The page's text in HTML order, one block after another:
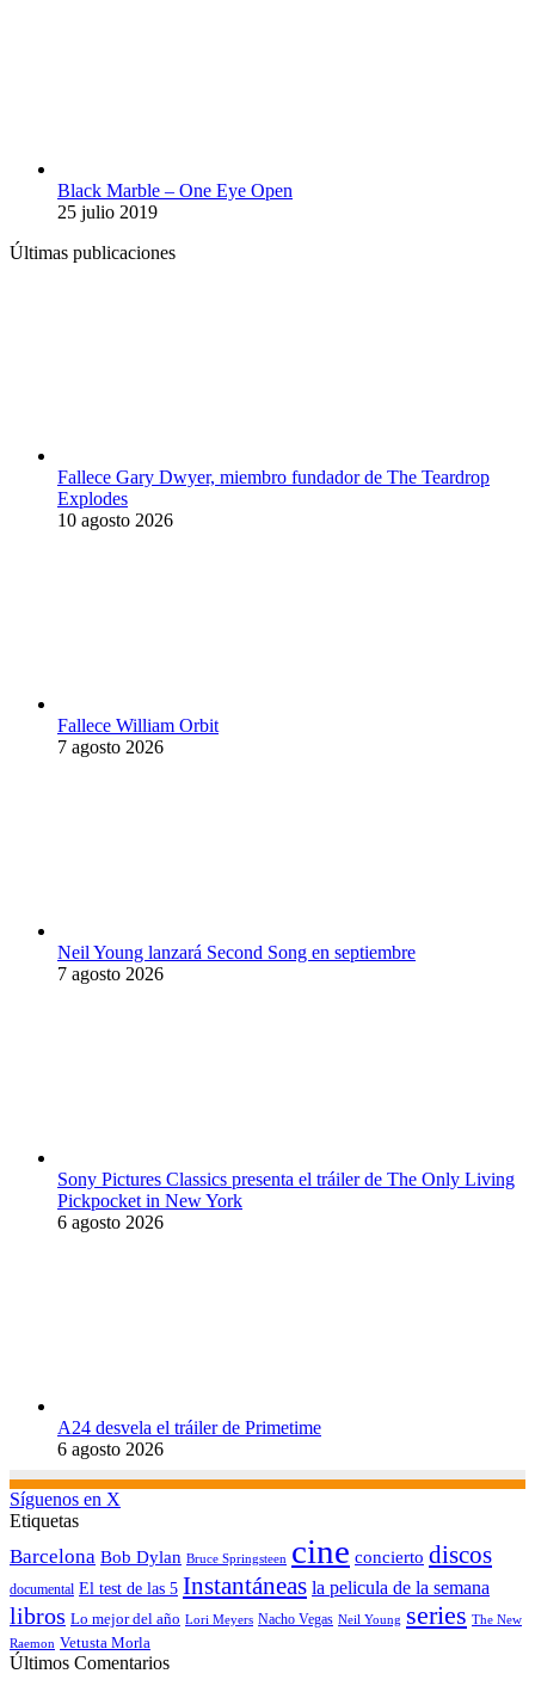
Black Marble – One Eye Open
25 julio 2019
Últimas publicaciones
Fallece Gary Dwyer, miembro fundador de The Teardrop
Explodes
10 agosto 2026
Fallece William Orbit
7 agosto 2026
Neil Young lanzará Second Song en septiembre
7 agosto 2026
Sony Pictures Classics presenta el tráiler de The Only Living
Pickpocket in New York
6 agosto 2026
A24 desvela el tráiler de Primetime
6 agosto 2026
Síguenos en X
Etiquetas
Barcelona Bob Dylan Bruce Springsteen cine concierto discos
documental El test de las 5 Instantáneas la pelicula de la semana
libros Lo mejor del año Lori Meyers Nacho Vegas Neil Young series The New
Raemon Vetusta Morla
Últimos Comentarios